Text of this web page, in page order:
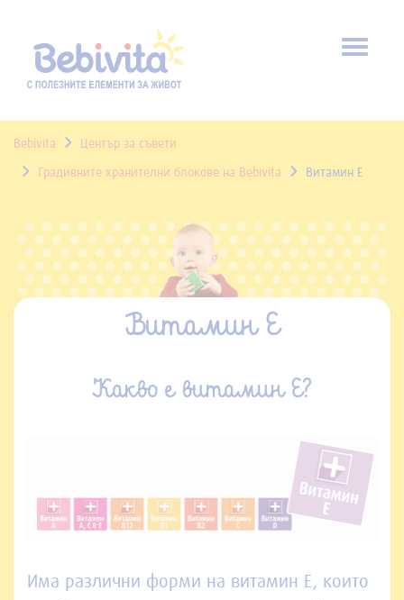
Toggle
Bebivita Център за съвети
Градивните хранителни блокове на Bebivita Витамин E
Витамин E
Какво е витамин E?
Има различни форми на витамин Е, които